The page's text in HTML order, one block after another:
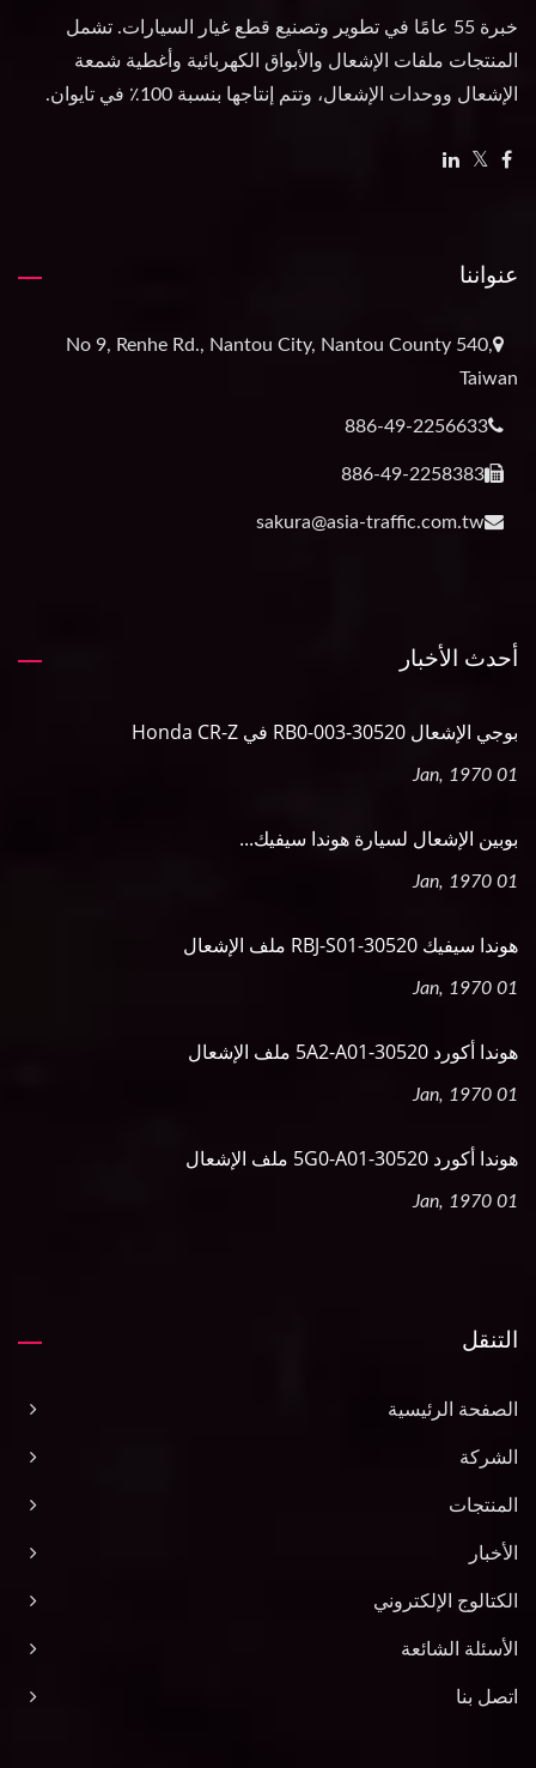
خبرة 55 عامًا في تطوير وتصنيع قطع غيار السيارات. تشمل
المنتجات ملفات الإشعال والأبواق الكهربائية وأغطية شمعة
الإشعال ووحدات الإشعال، وتتم إنتاجها بنسبة 100٪ في تايوان.
عنواننا
No 9, Renhe Rd., Nantou City, Nantou County 540,
Taiwan
886-49-2256633
886-49-2258383
sakura@asia-traffic.com.tw
أحدث الأخبار
بوجي الإشعال 30520-RB0-003 في Honda CR-Z
01 Jan, 1970
بوبين الإشعال لسيارة هوندا سيفيك...
01 Jan, 1970
هوندا سيفيك 30520-RBJ-S01 ملف الإشعال
01 Jan, 1970
هوندا أكورد 30520-5A2-A01 ملف الإشعال
01 Jan, 1970
هوندا أكورد 30520-5G0-A01 ملف الإشعال
01 Jan, 1970
التنقل
الصفحة الرئيسية
الشركة
المنتجات
الأخبار
الكتالوج الإلكتروني
الأسئلة الشائعة
اتصل بنا